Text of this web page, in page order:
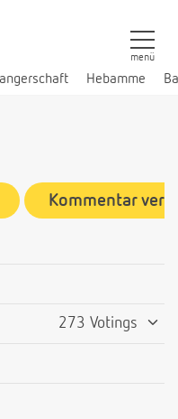
Hebamme
menü
Kommentar
273 Votings